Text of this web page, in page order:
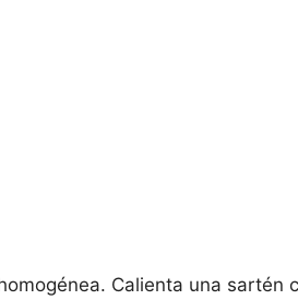
Calienta una sartén